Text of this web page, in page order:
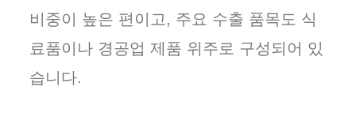
비중이 높은 편이고, 주요 수출 품목도 식
료품이나 경공업 제품 위주로 구성되어 있
습니다.